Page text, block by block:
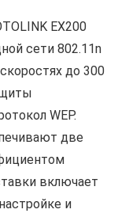
EX200
сети 802.11n
до 300
WEP.
две
включает
и